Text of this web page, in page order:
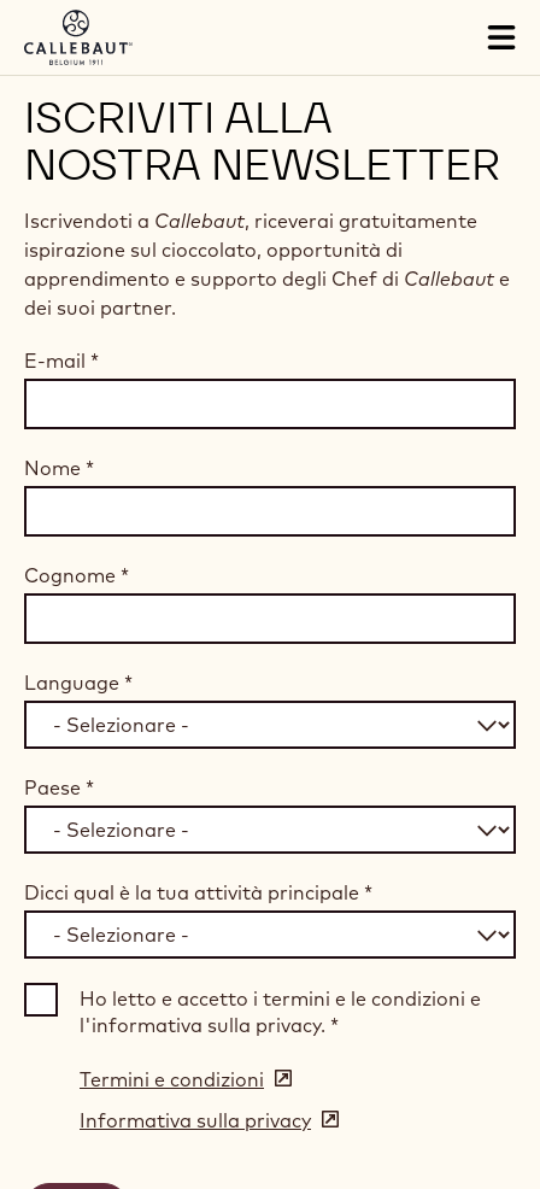
Skip to main content
ISCRIVITI ALLA
NOSTRA NEWSLETTER
Iscrivendoti a Callebaut, riceverai gratuitamente
ispirazione sul cioccolato, opportunità di
apprendimento e supporto degli Chef di Callebaut e
dei suoi partner.
E-mail *
Nome *
Cognome *
Language *
Paese *
Dicci qual è la tua attività principale *
Ho letto e accetto i termini e le condizioni e
l'informativa sulla privacy. *
Termini e condizioni (opens
in
a
Informativa sulla privacy (opens